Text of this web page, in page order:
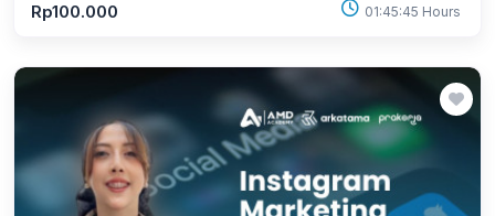
Rp100.000 01:45:45 Hours